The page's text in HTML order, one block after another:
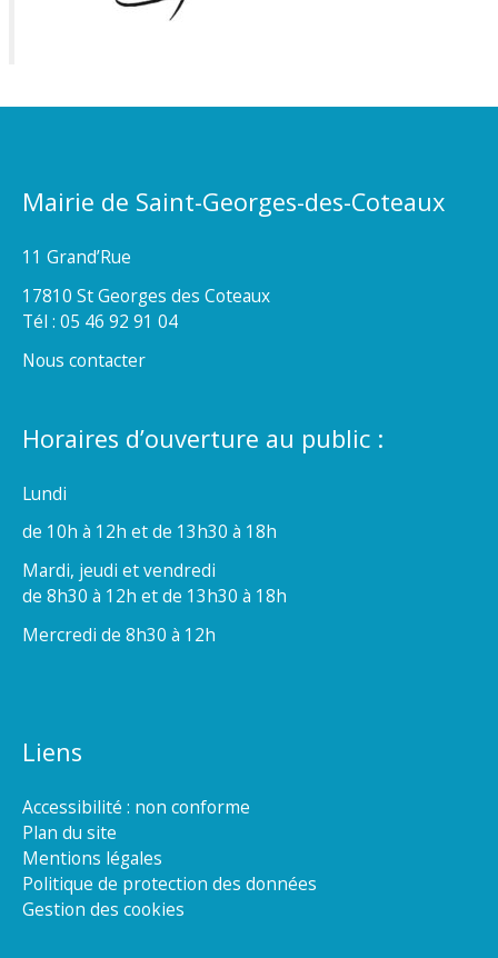
Mairie de Saint-Georges-des-Coteaux
11 Grand’Rue
17810 St Georges des Coteaux
Tél : 05 46 92 91 04
Nous contacter
Horaires d’ouverture au public :
Lundi
de 10h à 12h et de 13h30 à 18h
Mardi, jeudi et vendredi
de 8h30 à 12h et de 13h30 à 18h
Mercredi de 8h30 à 12h
Liens
Accessibilité : non conforme
Plan du site
Mentions légales
Politique de protection des données
Gestion des cookies